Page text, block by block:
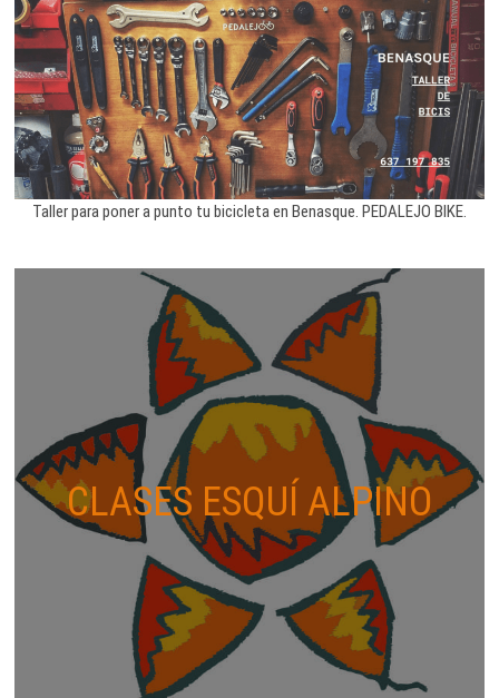
Taller para poner a punto tu bicicleta en Benasque. PEDALEJO BIKE.
CLASES ESQUÍ ALPINO